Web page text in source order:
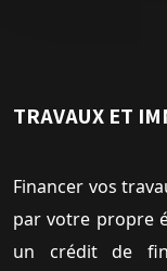
TRAVAUX ET
Financer vos
par votre propre
un crédit de